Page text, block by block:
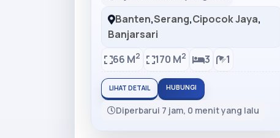
Banten,Serang,Cipocok Jaya,
Banjarsari
66 M2 170 M2 3 1
LIHAT DETAIL HUBUNGI
Diperbarui 7 jam, 0 menit yang lalu